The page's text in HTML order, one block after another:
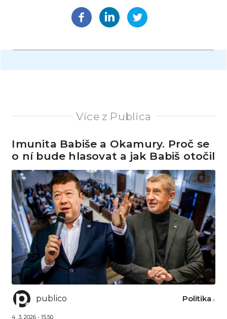
Více z Publica
Imunita Babiše a Okamury. Proč se
o ní bude hlasovat a jak Babiš otočil
publico
4. 3. 2026 - 15:50
Politika